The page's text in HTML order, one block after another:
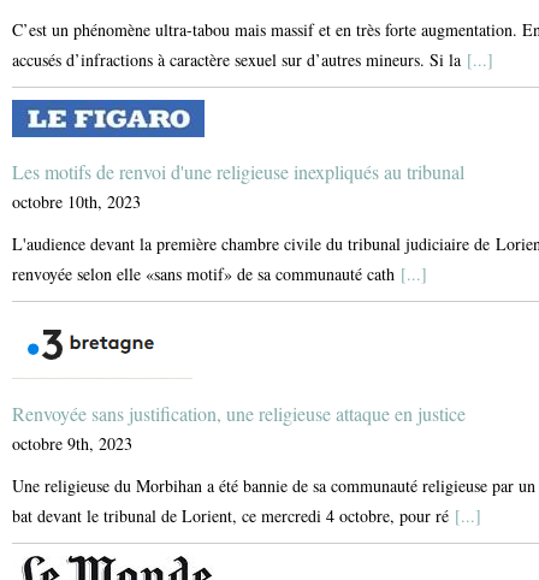
C’est un phénomène ultra-tabou mais massif et en très forte augmentation.
accusés d’infractions à caractère sexuel sur d’autres mineurs. Si la [...]
Les motifs de renvoi d'une religieuse inexpliqués au tribunal
octobre 10th, 2023
L'audience devant la première chambre civile du tribunal judiciaire de
renvoyée selon elle «sans motif» de sa communauté cath [...]
Renvoyée sans justification, une religieuse attaque en justice
octobre 9th, 2023
Une religieuse du Morbihan a été bannie de sa communauté religieuse par
bat devant le tribunal de Lorient, ce mercredi 4 octobre, pour ré [...]